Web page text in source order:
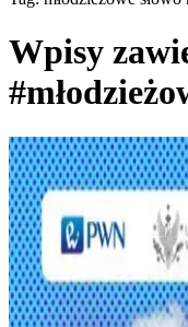
Wpisy